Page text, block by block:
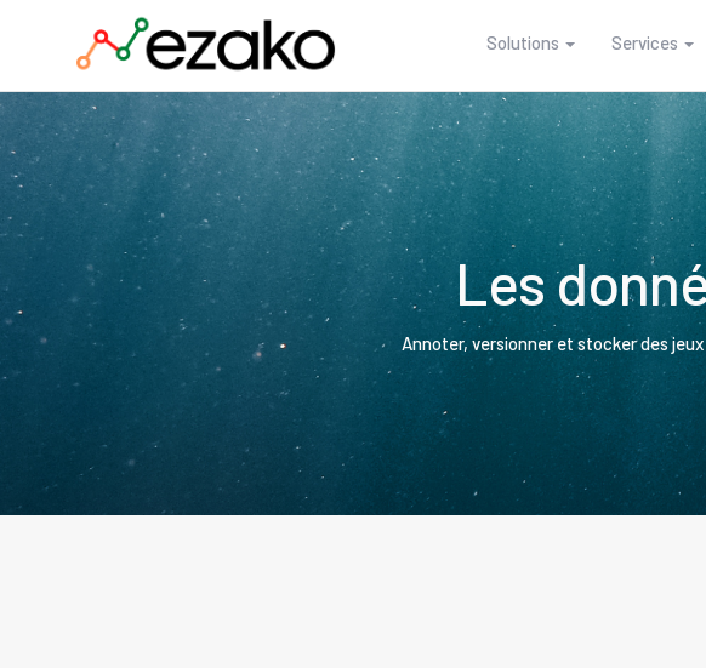
Solutions Services
Les
Annoter, versionner et stocker des